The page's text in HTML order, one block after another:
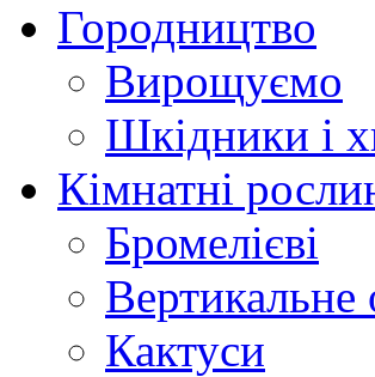
Городництво
Вирощуємо
Шкідники і
Кімнатні
Бромелієві
Кактуси